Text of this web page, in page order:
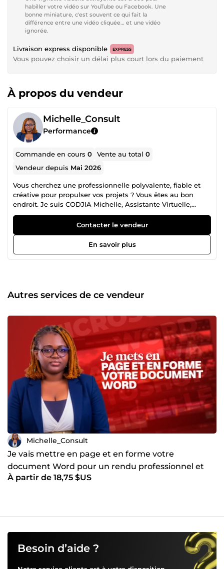
habiller votre vidéo sur YouTube ou Facebook. Une
bonne miniature, c'est souvent ce qui fait la
différence entre une vidéo cliquée… et une vidéo
ignorée.
Livraison express disponible EXPRESS
Vous pouvez choisir un délai plus court lors du paiement
À propos du vendeur
Michelle_Consult
Performance
Commande en cours0 Vente au total0
Vendeur depuis Mai 2026
Vous cherchez une professionnelle polyvalente, fiable et
créative pour propulser vos projets ? Vous êtes au bon
endroit. Je suis CODJIA Michelle, Assistante Virtuelle,
Graphiste, Monteuse Vidéo et Motion Designer avec
plusieurs années d'expérience au service d'entreprises de
bonne renommée et de solo-entrepreneurs ambitieux. Au
fil de ma carrière, j'ai accompagné mes clients dans la
gestion de leur quotidien administratif et numérique, la
une entreprise en quête d'un soutien professionnel au
quotidien, ou un entrepreneur solo qui souhaite déléguer
là pour faire la différence. ✔ Réactivité et respect des
délais ✔ Communication claire et transparente ✔ Livrables
de qualité, dès la première version ✔ Confidentialité et
professionnalisme garantis Travaillons ensemble et
faisons de votre vision une réalité.
Contacter le vendeur
En savoir plus
Autres services de ce vendeur
Michelle_Consult
Je vais mettre en page et en forme votre
document Word pour un rendu professionnel et
soigné livré en 48h
À partir de 18,75 $US
Besoin d’aide ?